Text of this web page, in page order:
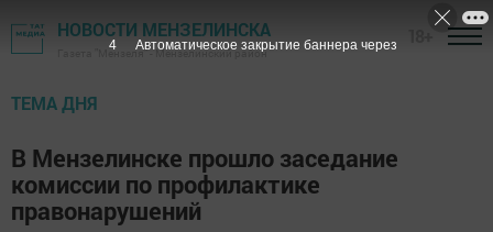
НОВОСТИ МЕНЗЕЛИНСКА
Газета "Мензеля" - Мензелинский район
ТЕМА ДНЯ
В Мензелинске прошло заседание
комиссии по профилактике
правонарушений
3 Автоматическое закрытие баннера через